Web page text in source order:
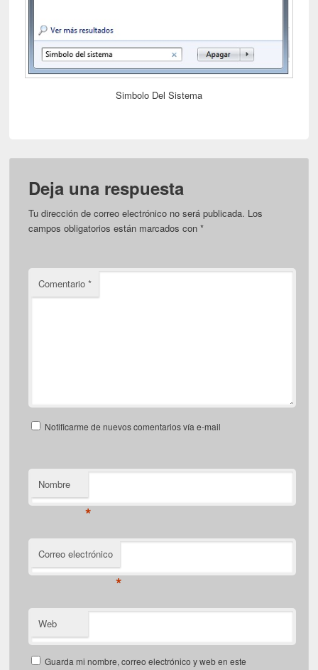
Simbolo Del Sistema
Deja una respuesta
Tu dirección de correo electrónico no será publicada. Los
campos obligatorios están marcados con*
Comentario*
Notificarme de nuevos comentarios vía e-mail
Nombre
*
Correo electrónico
*
Web
Guarda mi nombre, correo electrónico y web en este